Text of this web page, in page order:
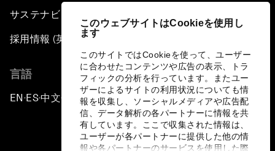
このウェブサイトはCookieを使用し
ます
このサイトではCookieを使って、ユーザー
に合わせたコンテンツや広告の表示、トラ
フィックの分析を行っています。またユー
ザーによるサイトの利用状況についても情
報を収集し、ソーシャルメディアや広告配
信、データ解析の各パートナーに情報を共
有しています。ここで収集された情報は、
ユーザーが各パートナーに提供した他の情
報や各パートナーのサービスを使用した際
サステナビリティへの取り組み
採用情報 (英語のみ)
言語
EN ▪ ES▪中文▪ 日本語